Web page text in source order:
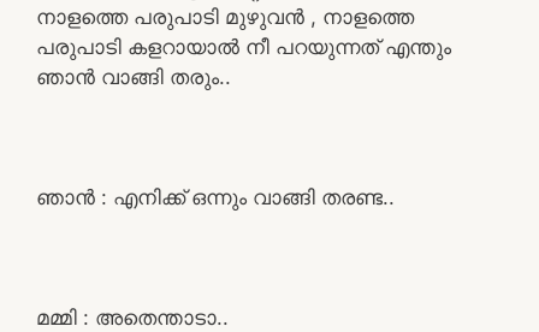
നാളത്തെ പരുപാടി മുഴുവൻ , നാളത്തെ
പരുപാടി കളറായാൽ നീ പറയുന്നത് എന്തും
ഞാൻ വാങ്ങി തരും..
ഞാൻ : എനിക്ക് ഒന്നും വാങ്ങി തരണ്ട..
മമ്മി : അതെന്താടാ..